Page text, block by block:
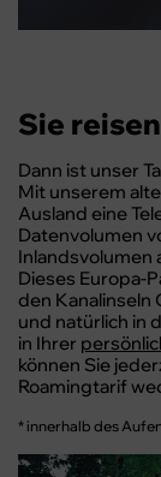
Sie
Dann ist unser
Mit unserem
Ausland eine
Datenvolumen
Inlandsvolumen
Dieses Europa-
den Kanalinseln
und natürlich in
in Ihrer
können Sie
Roamingtarif
* innerhalb des